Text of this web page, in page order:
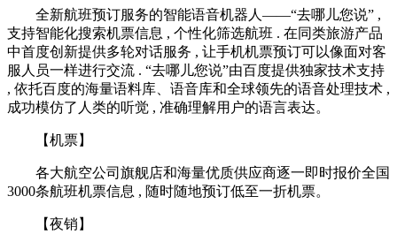
全新航班预订服务的智能语音机器人——“去哪儿您说” ,
支持智能化搜索机票信息 , 个性化筛选航班 . 在同类旅游产品
中首度创新提供多轮对话服务 , 让手机机票预订可以像面对客
服人员一样进行交流 . “去哪儿您说”由百度提供独家技术支持
, 依托百度的海量语料库、语音库和全球领先的语音处理技术 ,
成功模仿了人类的听觉 , 准确理解用户的语言表达。
【机票】
各大航空公司旗舰店和海量优质供应商逐一即时报价全国
3000条航班机票信息 , 随时随地预订低至一折机票。
【夜销】